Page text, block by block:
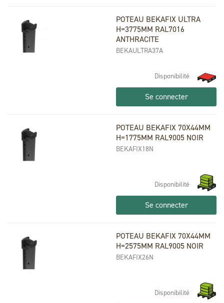
POTEAU BEKAFIX ULTRA
H=3775MM RAL7016
ANTHRACITE
BEKAULTRA37A
Disponibilité
Se connecter
POTEAU BEKAFIX 70X44MM
H=1775MM RAL9005 NOIR
BEKAFIX18N
Disponibilité
Se connecter
POTEAU BEKAFIX 70X44MM
H=2575MM RAL9005 NOIR
BEKAFIX26N
Disponibilité